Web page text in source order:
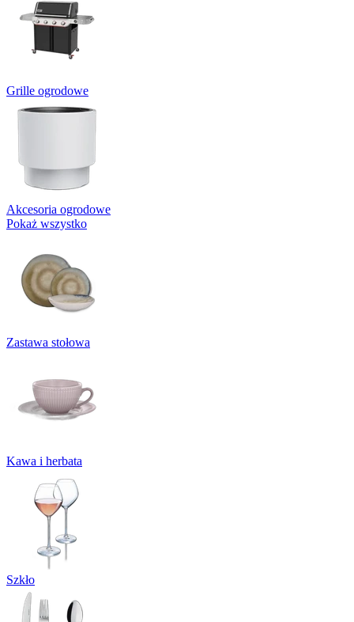
Grille ogrodowe
Akcesoria ogrodowe
Pokaż wszystko
Zastawa stołowa
Kawa i herbata
Szkło